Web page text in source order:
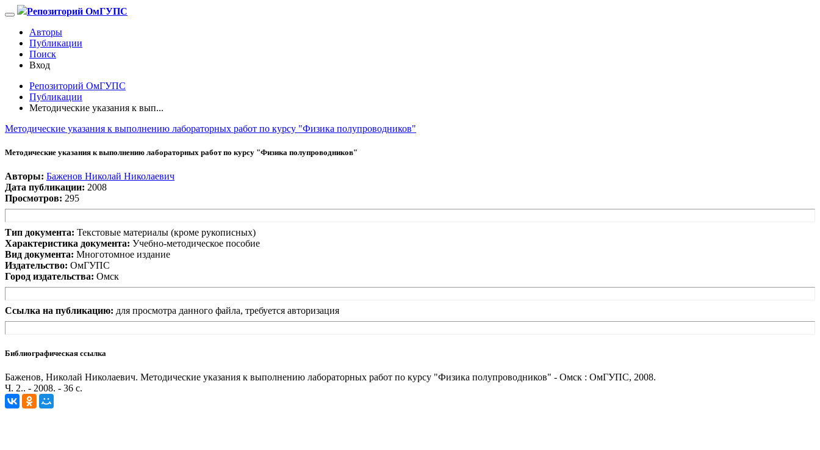
Репозиторий ОмГУПС
Авторы
Публикации
Поиск
Вход
Репозиторий ОмГУПС
Публикации
Методические указания к вып...
Методические указания к выполнению лабораторных работ по курсу "Физика полупроводников"
Методические указания к выполнению лабораторных работ по курсу "Физика полупроводников"
Авторы: Баженов Николай Николаевич
Дата публикации: 2008
Просмотров: 295
Тип документа: Текстовые материалы (кроме рукописных)
Характеристика документа: Учебно-методическое пособие
Вид документа: Многотомное издание
Издательство: ОмГУПС
Город издательства: Омск
Ссылка на публикацию: для просмотра данного файла, требуется авторизация
Библиографическая ссылка
Баженов, Николай Николаевич. Методические указания к выполнению лабораторных работ по курсу "Физика полупроводников" - Омск : ОмГУПС, 2008.
Ч. 2.. - 2008. - 36 с.